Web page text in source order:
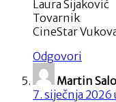
Laura Šijaković
Tovarnik
CineStar
Odgovori
Martin
7. siječnja 2026